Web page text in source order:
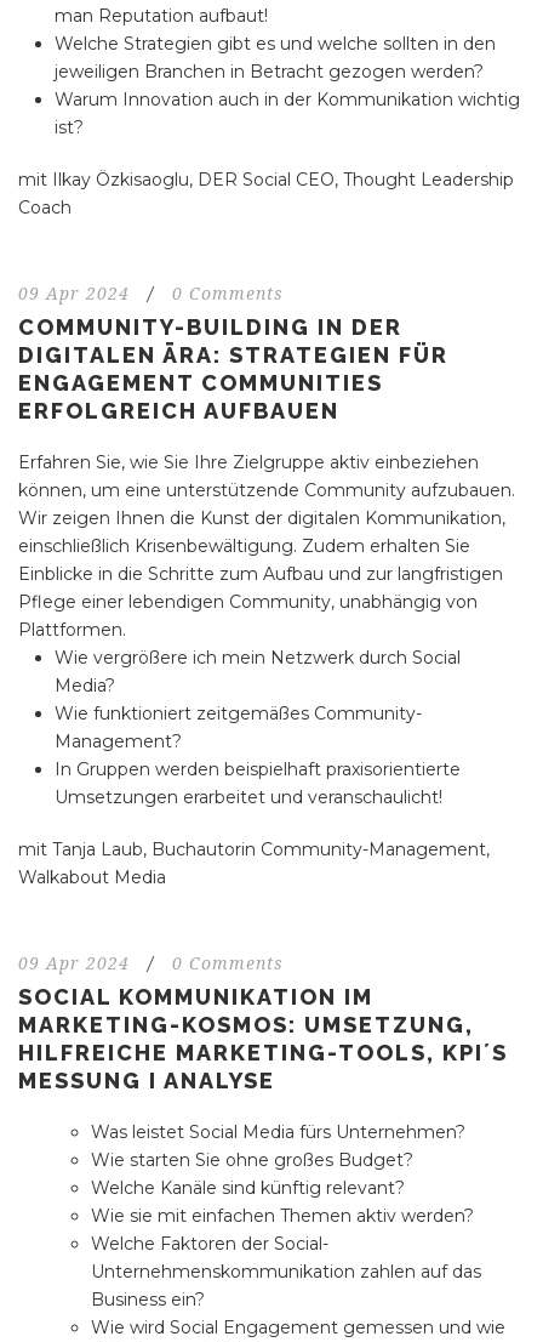
man Reputation aufbaut!
Welche Strategien gibt es und welche sollten in den
jeweiligen Branchen in Betracht gezogen werden?
Warum Innovation auch in der Kommunikation wichtig
ist?
mit Ilkay Özkisaoglu, DER Social CEO, Thought Leadership
Coach
09 Apr 2024 / 0 Comments
COMMUNITY-BUILDING IN DER
DIGITALEN ÄRA: STRATEGIEN FÜR
ENGAGEMENT COMMUNITIES
ERFOLGREICH AUFBAUEN
Erfahren Sie, wie Sie Ihre Zielgruppe aktiv einbeziehen
können, um eine unterstützende Community aufzubauen.
Wir zeigen Ihnen die Kunst der digitalen Kommunikation,
einschließlich Krisenbewältigung. Zudem erhalten Sie
Einblicke in die Schritte zum Aufbau und zur langfristigen
Pflege einer lebendigen Community, unabhängig von
Plattformen.
Wie vergrößere ich mein Netzwerk durch Social
Media?
Wie funktioniert zeitgemäßes Community-
Management?
In Gruppen werden beispielhaft praxisorientierte
Umsetzungen erarbeitet und veranschaulicht!
mit Tanja Laub, Buchautorin Community-Management,
Walkabout Media
09 Apr 2024 / 0 Comments
SOCIAL KOMMUNIKATION IM
MARKETING-KOSMOS: UMSETZUNG,
HILFREICHE MARKETING-TOOLS, KPI´S
MESSUNG I ANALYSE
Was leistet Social Media fürs Unternehmen?
Wie starten Sie ohne großes Budget?
Welche Kanäle sind künftig relevant?
Wie sie mit einfachen Themen aktiv werden?
Welche Faktoren der Social-
Unternehmenskommunikation zahlen auf das
Business ein?
Wie wird Social Engagement gemessen und wie